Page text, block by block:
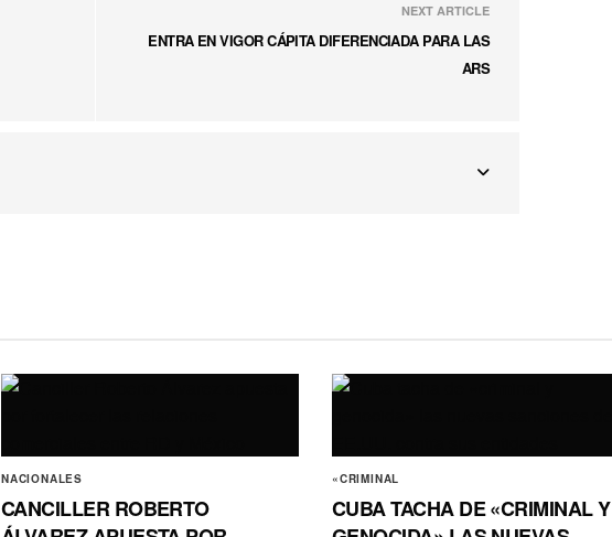
NEXT ARTICLE
ENTRA EN VIGOR CÁPITA DIFERENCIADA PARA LAS
ARS
NACIONALES
CANCILLER ROBERTO
«CRIMINAL
CUBA TACHA DE «CRIMINAL Y